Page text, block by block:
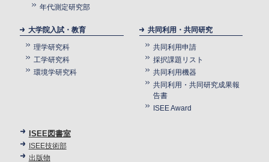
年代測定研究部
大学院入試・教育
理学研究科
工学研究科
環境学研究科
共同利用・共同研究
共同利用申請
採択課題リスト
共同利用機器
共同利用・共同研究成果報
告書
ISEE Award
ISEE図書室
ISEE技術部
出版物